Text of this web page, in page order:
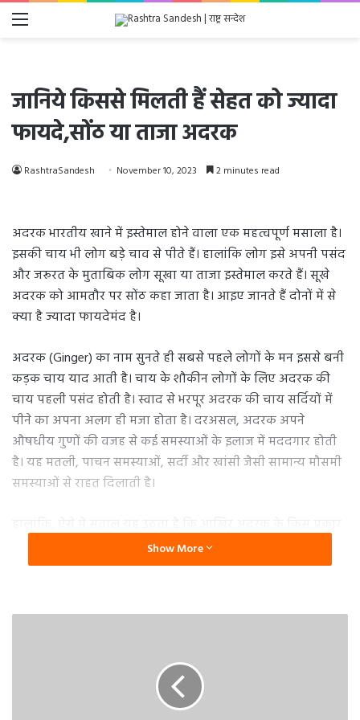
Menu
जानिये किससे मिलती हैं सेहत को ज्यादा
फायदे,सोंठ या ताजा अदरक
RashtraSandesh November 10, 2023 2 minutes read
अदरक भारतीय खाने में इस्तेमाल होने वाला एक महत्वपूर्ण मसाला है।
इसकी चाय भी लोग बड़े चाव से पीते हैं। हालांकि लोग इसे अपनी पसंद
और जरूरत के मुताबिक लोग सूखा या ताजा इस्तेमाल करते हैं। सूखे
अदरक को आमतौर पर सोंठ कहा जाता है। आइए जानते हैं दोनों में से
क्या है ज्यादा फायदेमंद है।
अदरक (Ginger) का नाम सुनते ही सबसे पहले लोगों के मन इससे बनी
कड़क चाय याद आती है। चाय के शौकीन लोगों के लिए अदरक की
चाय पहली पसंद होती है। स्वाद से भरपूर अदरक की चाय सर्दियों में
पीने का अपना अलग ही मजा होता है। दरअसल, अदरक अपने
औषधीय गुणों की वजह से कई समस्याओं के इलाज में मददगार होती
है। यह मतली, पाचन समस्याओं, सर्दी और खांसी जैसी सामान्य मौसमी
समस्याओं से राहत दिलाती है।
का इस्तेमाल ज्यादा फायदेमंद होता है। लोग अपनी पसंद और जरूरत
के मुताबिक सूखी और ताजा दोनों ही अदरक का इस्तेमाल करते हैं। यह
, जिसे सोंठ के नाम से भी जाना जाता है, ताजी अदरक की
Show More